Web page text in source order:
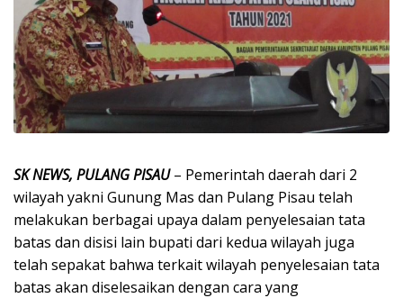
SK NEWS, PULANG PISAU– Pemerintah daerah dari 2
wilayah yakni Gunung Mas dan Pulang Pisau telah
melakukan berbagai upaya dalam penyelesaian tata
batas dan disisi lain bupati dari kedua wilayah juga
telah sepakat bahwa terkait wilayah penyelesaian tata
batas akan diselesaikan dengan cara yang